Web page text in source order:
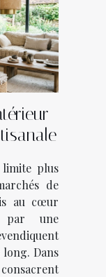
limite plus
de
au cœur
par une
Dans